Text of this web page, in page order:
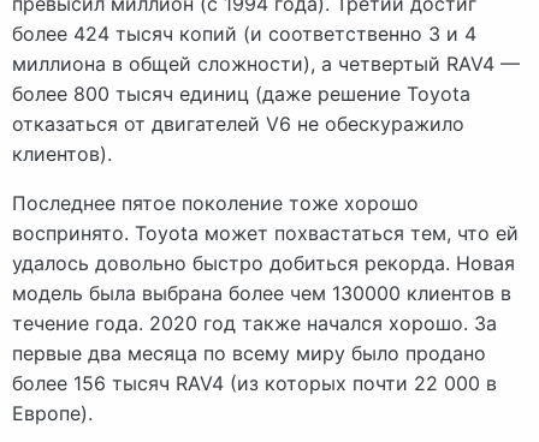
более 424 тысяч копий (и соответственно 3 и 4
миллиона в общей сложности), а четвертый RAV4 —
более 800 тысяч единиц (даже решение Toyota
отказаться от двигателей V6 не обескуражило
клиентов).
Последнее пятое поколение тоже хорошо
воспринято. Toyota может похвастаться тем, что ей
удалось довольно быстро добиться рекорда. Новая
модель была выбрана более чем 130000 клиентов в
течение года. 2020 год также начался хорошо. За
первые два месяца по всему миру было продано
более 156 тысяч RAV4 (из которых почти 22 000 в
Европе).